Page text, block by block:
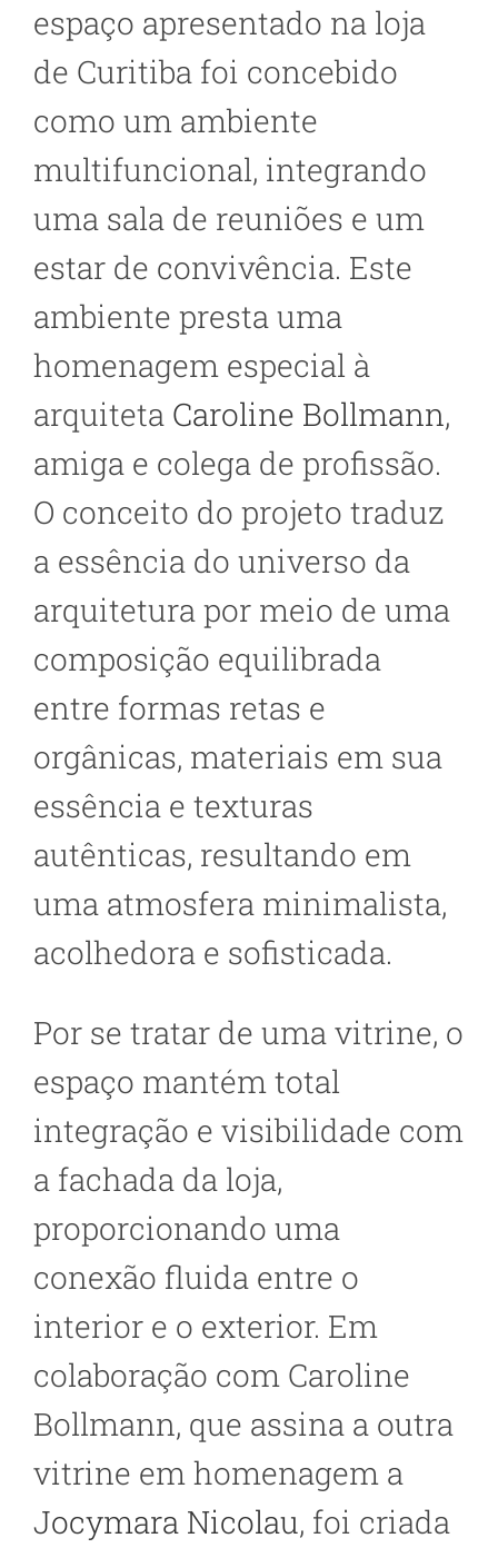
espaço apresentado na loja
de Curitiba foi concebido
como um ambiente
multifuncional, integrando
uma sala de reuniões e um
estar de convivência. Este
ambiente presta uma
homenagem especial à
arquiteta Caroline Bollmann,
amiga e colega de profissão.
O conceito do projeto traduz
a essência do universo da
arquitetura por meio de uma
composição equilibrada
entre formas retas e
orgânicas, materiais em sua
essência e texturas
autênticas, resultando em
uma atmosfera minimalista,
acolhedora e sofisticada.
Por se tratar de uma vitrine, o
espaço mantém total
integração e visibilidade com
a fachada da loja,
proporcionando uma
conexão fluida entre o
interior e o exterior. Em
colaboração com Caroline
Bollmann, que assina a outra
vitrine em homenagem a
Jocymara Nicolau, foi criada